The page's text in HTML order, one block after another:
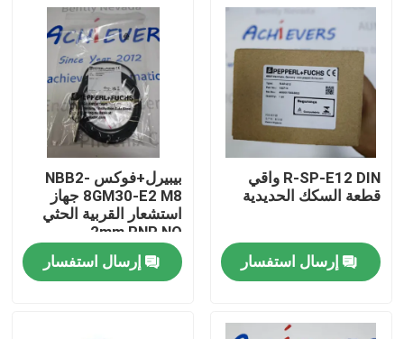
R-SP-E12 DIN واقي
قطعة السكك الحديدية
إرسال استفسار
بيبيرل+فوكس NBB2-
8GM30-E2 M8 جهاز
استشعار القربية الحثي
2mm PNP NO
إرسال استفسار